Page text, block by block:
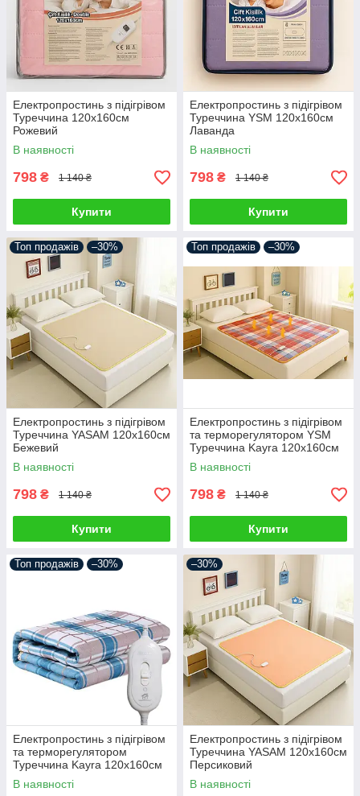
Електропростинь з підігрівом
Туреччина 120х160см
Рожевий
В наявності
798 ₴ 1 140 ₴
Купити
Електропростинь з підігрівом
Туреччина YSM 120х160см
Лаванда
В наявності
798 ₴ 1 140 ₴
Купити
Топ продажів –30%
Електропростинь з підігрівом
Туреччина YASAM 120х160см
Бежевий
В наявності
798 ₴ 1 140 ₴
Купити
Топ продажів –30%
Електропростинь з підігрівом
та терморегулятором YSM
Туреччина Kayra 120х160см
Червоний
В наявності
798 ₴ 1 140 ₴
Купити
Топ продажів –30%
Електропростинь з підігрівом
та терморегулятором
Туреччина Kayra 120х160см
Синій
В наявності
–30%
Електропростинь з підігрівом
Туреччина YASAM 120х160см
Персиковий
В наявності